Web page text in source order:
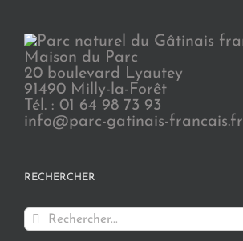
Maison du Parc
20 boulevard Lyautey
91490 Milly-la-Forêt
Tél. : 01 64 98 73 93
info@parc-gatinais-francais.fr
RECHERCHER
Rechercher: